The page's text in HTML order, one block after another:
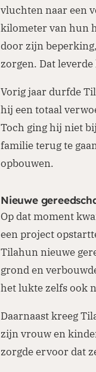
vluchten naar een
kilometer van hun
door zijn
zorgen. Dat
Vorig jaar durfde
hij een totaal
Toch ging hij niet
familie terug te
opbouwen.
Nieuwe
Op dat moment
een project
Tilahun nieuwe
grond en
het lukte zelfs ook
Daarnaast kreeg
zijn vrouw en
zorgde ervoor dat